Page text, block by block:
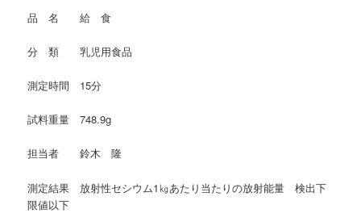
品 名 給 食
分 類 乳児用食品
測定時間 15分
試料重量 748.9g
担当者 鈴木 隆
測定結果 放射性セシウム1㎏あたり当たりの放射能量 検出下
限値以下